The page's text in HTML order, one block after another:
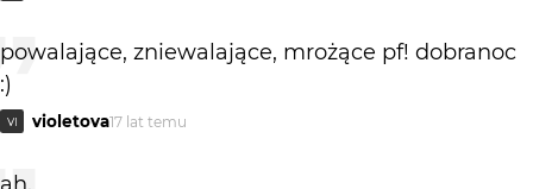
powalające, zniewalające, mrożące pf! dobranoc
:)
VI violetova17 lat temu